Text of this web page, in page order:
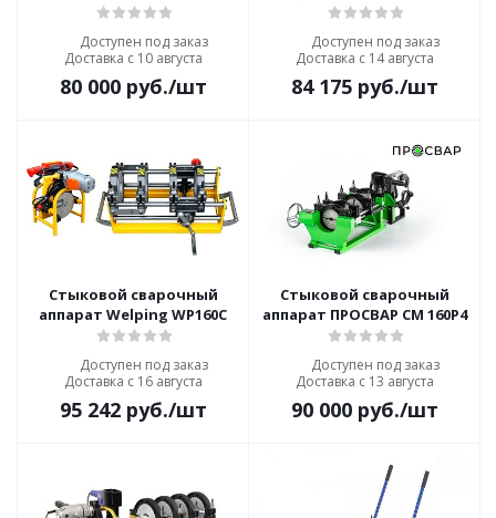
Доступен под заказ
Доставка с 10 августа
80 000руб./шт
Доступен под заказ
Доставка с 14 августа
84 175руб./шт
Стыковой сварочный
аппарат Welping WP160C
Доступен под заказ
Доставка с 16 августа
95 242руб./шт
Стыковой сварочный
аппарат ПРОСВАР СМ 160Р4
Доступен под заказ
Доставка с 13 августа
90 000руб./шт